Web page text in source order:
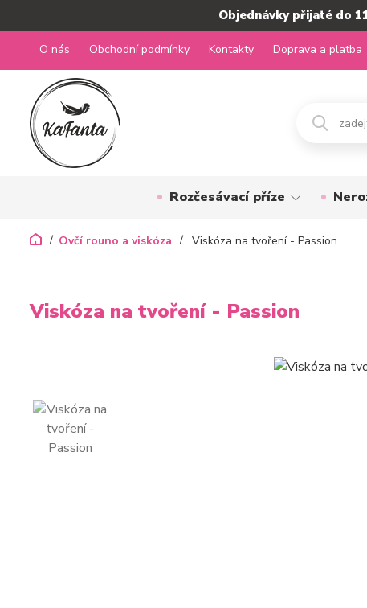
Objednávky přijaté do
O nás Obchodní podmínky Kontakty Doprava a platba
Rozčesávací příze
Ovčí rouno a viskóza Viskóza na tvoření - Passion
Viskóza na tvoření - Passion